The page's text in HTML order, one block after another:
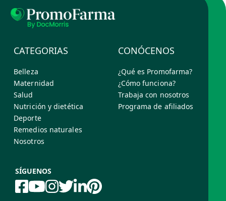
SÍGUENOS
CATEGORIAS
Belleza
Maternidad
Salud
Nutrición y dietética
Deporte
Remedios naturales
Nosotros
CONÓCENOS
¿Qué es Promofarma?
¿Cómo funciona?
Trabaja con nosotros
Programa de afiliados